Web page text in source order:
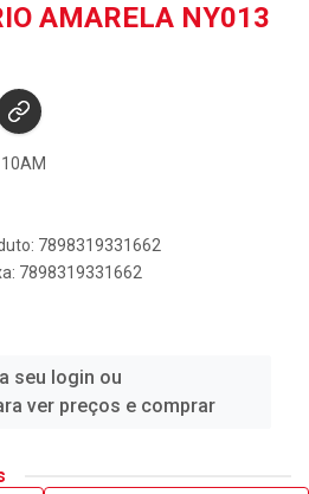
AMARELA NY013
7898319331662
7898319331662
seu login ou
ver preços e comprar